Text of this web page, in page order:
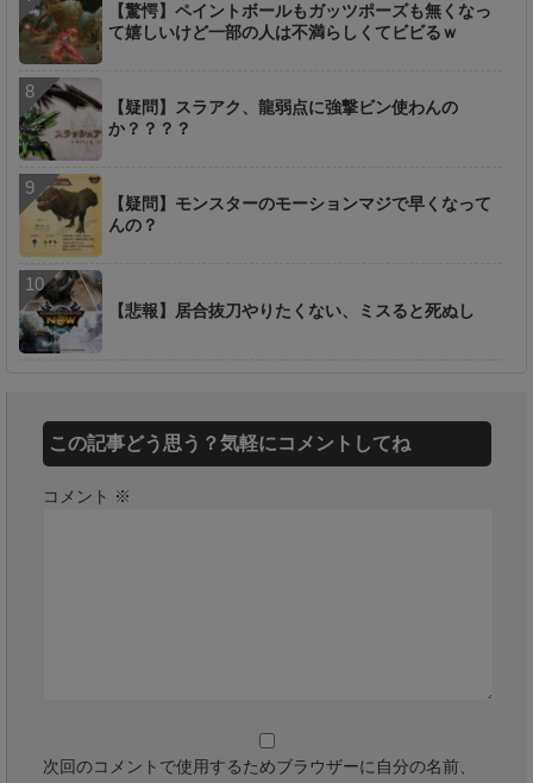
【驚愕】ペイントボールもガッツポーズも無くなっ
て嬉しいけど一部の人は不満らしくてビビるｗ
【疑問】スラアク、龍弱点に強撃ビン使わんの
か？？？？
【疑問】モンスターのモーションマジで早くなって
んの？
【悲報】居合抜刀やりたくない、ミスると死ぬし
この記事どう思う？気軽にコメントしてね
コメント ※
次回のコメントで使用するためブラウザーに自分の名前、